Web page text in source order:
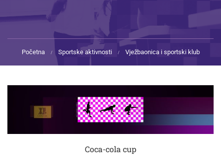
Početna Sportske aktivnosti Vježbaonica i sportski klub
Coca-cola cup